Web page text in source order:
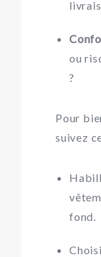
ou
?
Pour
suivez
fond.